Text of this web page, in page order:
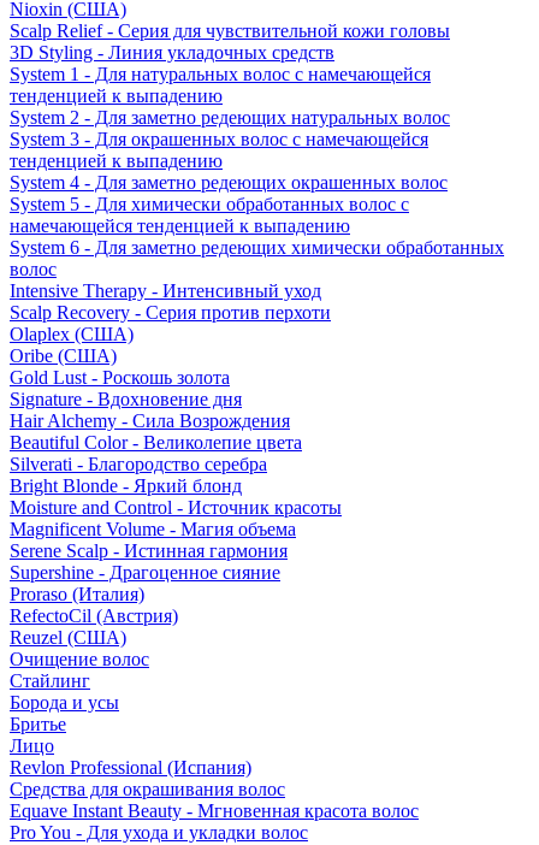
Nioxin (США)
Scalp Relief - Серия для чувствительной кожи головы
3D Styling - Линия укладочных средств
System 1 - Для натуральных волос с намечающейся
тенденцией к выпадению
System 2 - Для заметно редеющих натуральных волос
System 3 - Для окрашенных волос с намечающейся
тенденцией к выпадению
System 4 - Для заметно редеющих окрашенных волос
System 5 - Для химически обработанных волос с
намечающейся тенденцией к выпадению
System 6 - Для заметно редеющих химически обработанных
волос
Intensive Therapy - Интенсивный уход
Scalp Recovery - Серия против перхоти
Olaplex (США)
Oribe (США)
Gold Lust - Роскошь золота
Signature - Вдохновение дня
Hair Alchemy - Сила Возрождения
Beautiful Color - Великолепие цвета
Silverati - Благородство серебра
Bright Blonde - Яркий блонд
Moisture and Control - Источник красоты
Magnificent Volume - Магия объема
Serene Scalp - Истинная гармония
Supershine - Драгоценное сияние
Proraso (Италия)
RefectoCil (Австрия)
Reuzel (США)
Очищение волос
Стайлинг
Борода и усы
Бритье
Лицо
Revlon Professional (Испания)
Средства для окрашивания волос
Equave Instant Beauty - Мгновенная красота волос
Pro You - Для ухода и укладки волос